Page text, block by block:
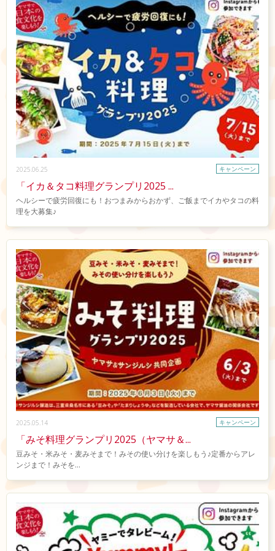
2025.06.25 キャンペーン
「イカ＆タコ料理グランプリ2025 ...
ヘルシーで疲労回復にも！おつまみからおかず、ご飯までイカやタコの料
理を大募集♪
2025.05.14 キャンペーン
「みそ料理グランプリ2025（ヤマサ＆...
豆みそ・米みそ・麦みそまで！みその使い分けを楽しもう♪定番からアレ
ンジまで！みそを...